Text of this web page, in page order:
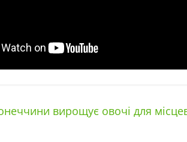
вирощує овочі для